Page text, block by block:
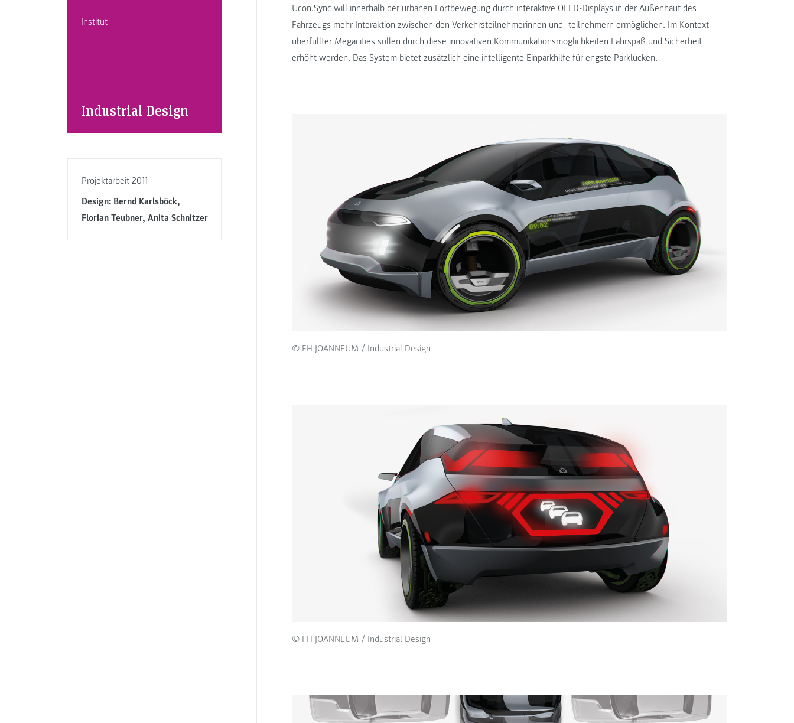
Institut
Industrial Design
Projektarbeit 2011
Design: Bernd Karlsböck,
Florian Teubner, Anita Schnitzer
Ucon.Sync will innerhalb der urbanen Fortbewegung durch interaktive OLED-Displays in der Außenhaut des
Fahrzeugs mehr Interaktion zwischen den Verkehrsteilnehmerinnen und -teilnehmern ermöglichen. Im Kontext
überfüllter Megacities sollen durch diese innovativen Kommunikationsmöglichkeiten Fahrspaß und Sicherheit
erhöht werden. Das System bietet zusätzlich eine intelligente Einparkhilfe für engste Parklücken.
© FH JOANNEUM / Industrial Design
© FH JOANNEUM / Industrial Design